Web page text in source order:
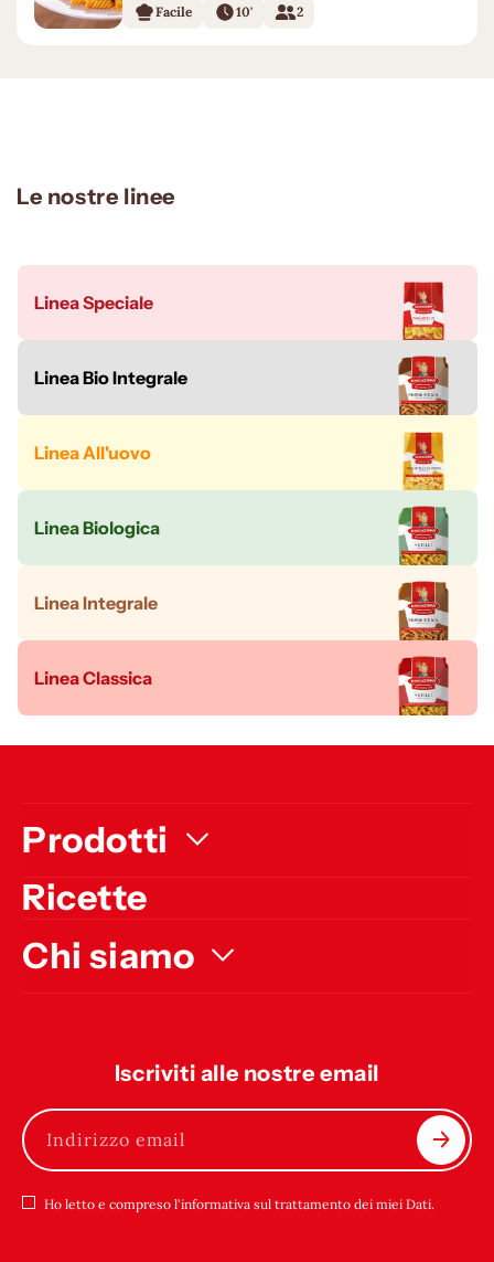
Facile 10' 2
Le nostre linee
Linea Speciale
Linea Bio Integrale
Linea All'uovo
Linea Biologica
Linea Integrale
Linea Classica
Prodotti
Ricette
Chi siamo
Iscriviti alle nostre email
Indirizzo email
Ho letto e compreso l'informativa sul trattamento dei miei Dati.